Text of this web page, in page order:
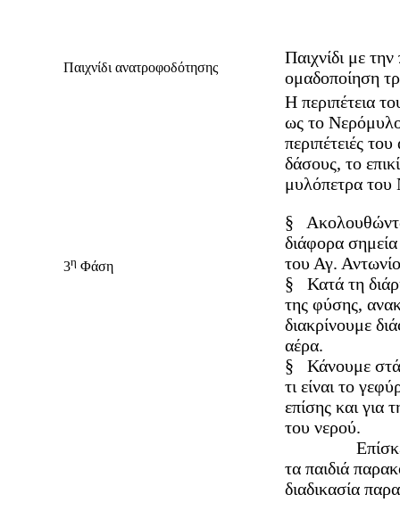
Παιχνίδι ανατροφοδότησης
Παιχνίδι με
ομαδοποίηση
3η Φάση
Η περιπέτεια
ως το
περιπέτειές
δάσους, το
μυλόπετρα
§
διάφορα
του Αγ.
§
Κατά τη
της φύσης,
διακρίνουμε
αέρα.
§
Κάνουμε
τι είναι το
επίσης και για
του νερού.
Επίσκεψη
τα παιδιά
διαδικασία